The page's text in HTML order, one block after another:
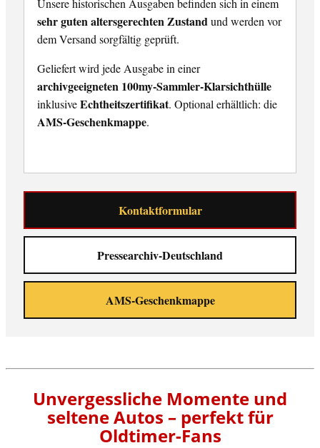
Unsere historischen Ausgaben befinden sich in einem
sehr guten altersgerechten Zustandund werden vor
dem Versand sorgfältig geprüft.
Geliefert wird jede Ausgabe in einer
archivgeeigneten 100my-Sammler-Klarsichthülle
inklusiveEchtheitszertifikat. Optional erhältlich: die
AMS-Geschenkmappe.
Kontaktformular
Pressearchiv-Deutschland
AMS-Geschenkmappe
Unvergessliche Momente und
seltene Autos – perfekt für
Oldtimer-Fans